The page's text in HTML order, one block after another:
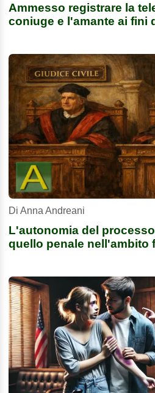
Ammesso registrare la
coniuge e l'amante ai fini
Di Anna Andreani
L'autonomia del
quello penale nell'ambito